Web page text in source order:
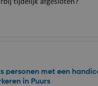
personen met een
in Puurs